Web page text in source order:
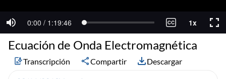
Ecuación de Onda Electromagnética
Transcripción Compartir Descargar